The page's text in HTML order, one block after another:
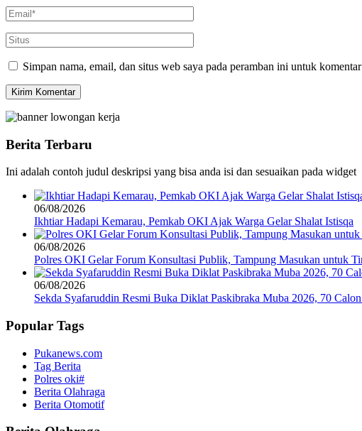
Simpan nama, email, dan situs web saya pada peramban ini untuk
Berita Terbaru
Ini adalah contoh judul deskripsi yang bisa anda isi dan sesuaikan pada widget
06/08/2026
Ikhtiar Hadapi Kemarau, Pemkab OKI Ajak Warga Gelar Shalat Istisqa
06/08/2026
Polres OKI Gelar Forum Konsultasi Publik, Tampung Masukan untuk
06/08/2026
Sekda Syafaruddin Resmi Buka Diklat Paskibraka Muba 2026, 70
Popular Tags
Pukanews.com
Tag Berita
Polres oki#
Berita Olahraga
Berita Otomotif